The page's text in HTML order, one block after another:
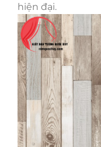
hiện đại.